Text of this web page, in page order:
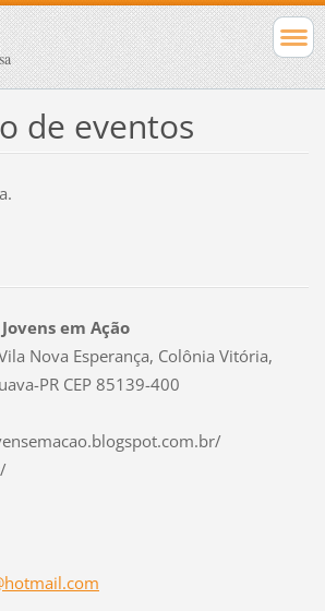
de eventos
em Ação
Nova Esperança, Colônia Vitória,
PR CEP 85139-400
il.com